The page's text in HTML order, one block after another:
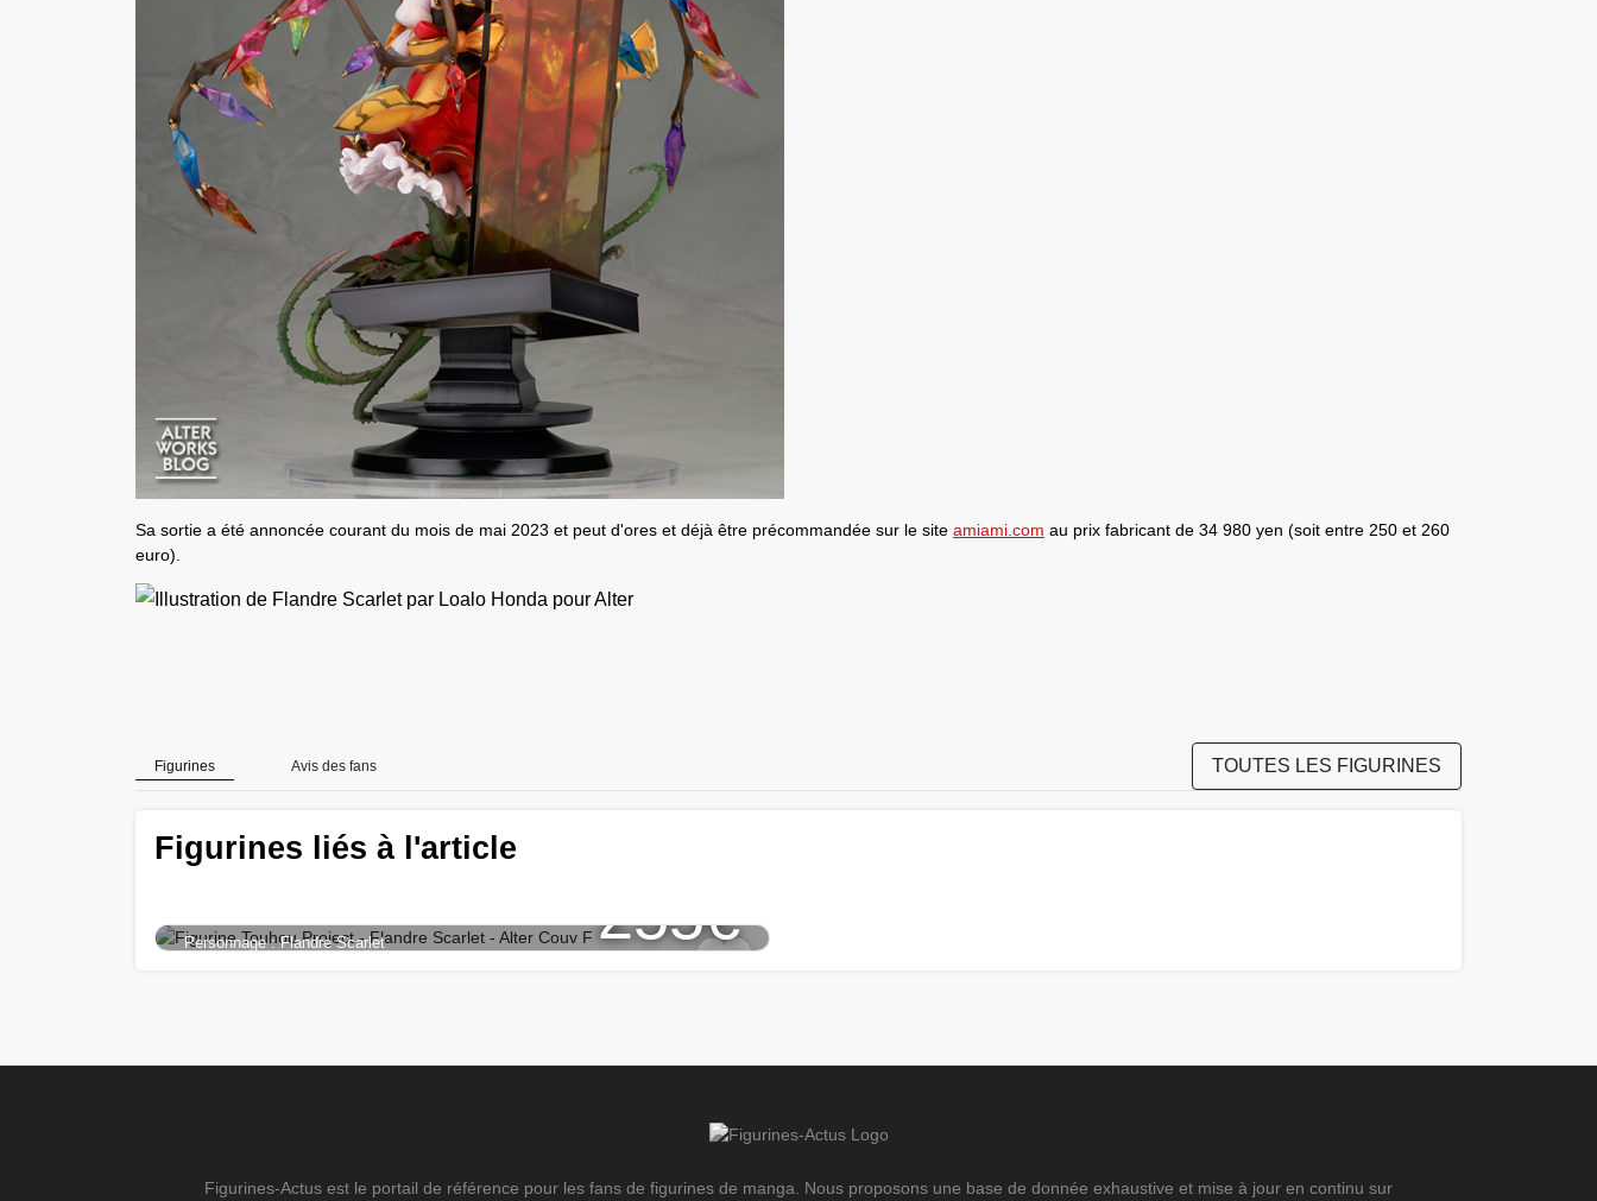
Sa sortie a été annoncée courant du mois de mai 2023 et peut d'ores et déjà être précommandée sur le site amiami.com au prix fabricant de 34 980 yen (soit entre 250 et 260
euro).
Figurines Avis des fans TOUTES LES FIGURINES
Figurines liés à l'article
255€
Figurine Touhou Project - Flandre Scarlet -
Chargement...
Personnage : Flandre Scarlet
Figurines-Actus est le portail de référence pour les fans de figurines de manga. Nous proposons une base de donnée exhaustive et mise à jour en continu sur